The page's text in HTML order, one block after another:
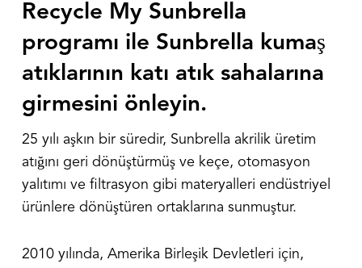
Recycle My Sunbrella
programı ile Sunbrella kumaş
atıklarının katı atık sahalarına
girmesini önleyin.
25 yılı aşkın bir süredir, Sunbrella akrilik üretim
atığını geri dönüştürmüş ve keçe, otomasyon
yalıtımı ve filtrasyon gibi materyalleri endüstriyel
ürünlere dönüştüren ortaklarına sunmuştur.
2010 yılında, Amerika Birleşik Devletleri için,